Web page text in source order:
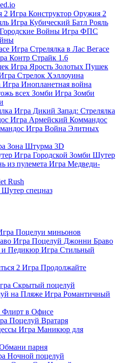
Игра Конструктор Оружия 2
Игра Кубический Батл Рояль
Игра ФПС
Игра Стрелялка в Лас Вегасе
Контр Страйк 1.6
Игра Ярость Золотых Пушек
Стрелок Хэллоуина
Игра Инопланетная война
Игра Зомби
Игра Дикий Запад: Стрелялка
Игра Армейский Коммандос
Игра Война Элитных
Зона Штурма 3D
Игра Городской Зомби Шутер
Игра Медведи-
Rush
спецназ
Поцелуи миньонов
Игра Поцелуй Джонни Браво
Игра Стильный
Игра Продолжайте
Скрытый поцелуй
Игра Романтичный
Флирт в Офисе
Поцелуй Вратаря
Игра Маникюр для
парня
Ночной поцелуй